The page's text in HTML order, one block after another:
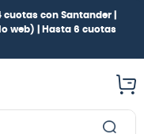
cuotas con Santander |
web) |
Hasta 6 cuotas